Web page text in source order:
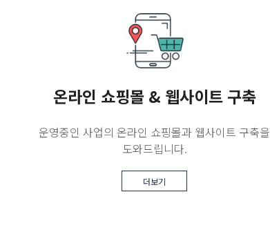
온라인 쇼핑몰 & 웹사이트 구축
운영중인 사업의 온라인 쇼핑몰과 웹사이트 구축을
도와드립니다.
더보기